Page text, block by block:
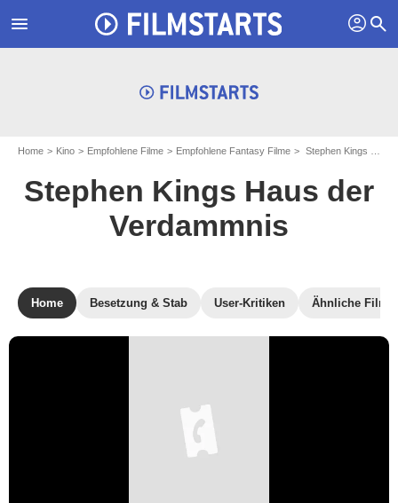
menu profil search
Home Kino Empfohlene Filme Empfohlene Fantasy Filme Stephen Kings Haus der Verdammnis
Stephen Kings Haus der
Verdammnis
Home Besetzung & Stab User-Kritiken Ähnliche Filme